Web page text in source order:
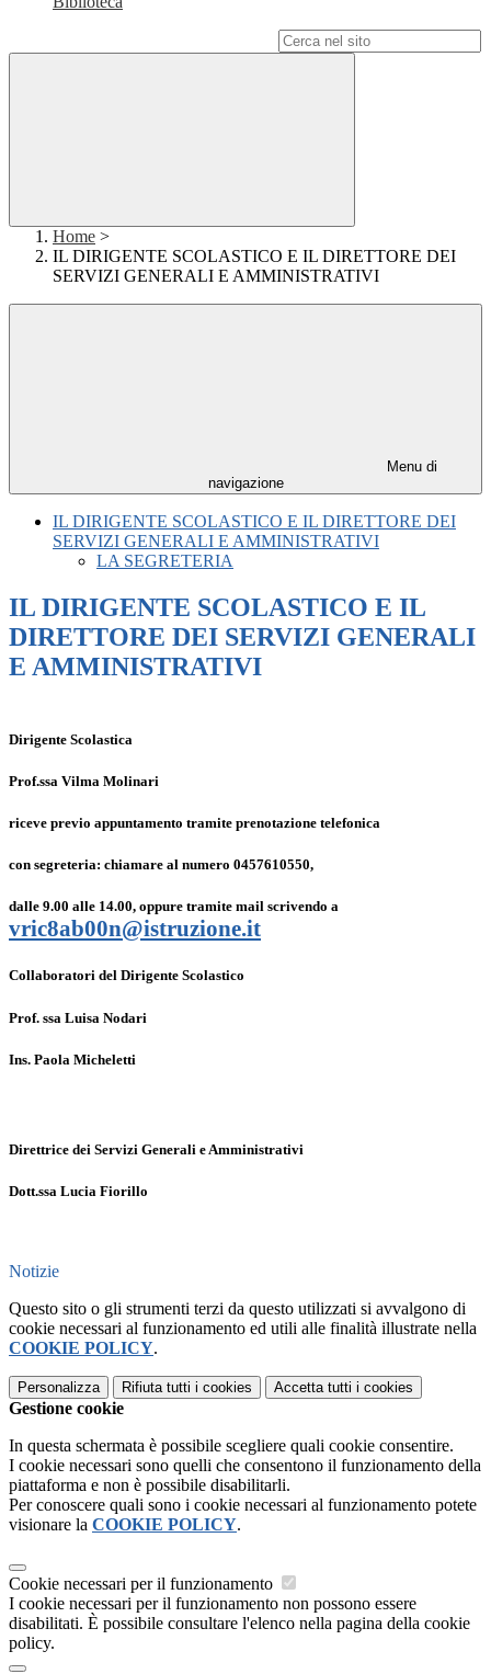
Home >
IL DIRIGENTE SCOLASTICO E IL DIRETTORE DEI
SERVIZI GENERALI E AMMINISTRATIVI
Menu di
navigazione
IL DIRIGENTE SCOLASTICO E IL DIRETTORE DEI
SERVIZI GENERALI E AMMINISTRATIVI
LA SEGRETERIA
IL DIRIGENTE SCOLASTICO E IL
DIRETTORE DEI SERVIZI GENERALI
E AMMINISTRATIVI
Dirigente Scolastica
Prof.ssa Vilma Molinari
riceve previo appuntamento tramite prenotazione telefonica
con segreteria: chiamare al numero 0457610550,
dalle 9.00 alle 14.00, oppure tramite mail scrivendo a
vric8ab00n@istruzione.it
Collaboratori del Dirigente Scolastico
Prof. ssa Luisa Nodari
Ins. Paola Micheletti
Direttrice dei Servizi Generali e Amministrativi
Dott.ssa Lucia Fiorillo
Notizie
Questo sito o gli strumenti terzi da questo utilizzati si avvalgono di
cookie necessari al funzionamento ed utili alle finalità illustrate nella
COOKIE POLICY.
Personalizza Rifiuta tutti i cookies Accetta tutti i cookies
Gestione cookie
In questa schermata è possibile scegliere quali cookie consentire.
I cookie necessari sono quelli che consentono il funzionamento della
piattaforma e non è possibile disabilitarli.
Per conoscere quali sono i cookie necessari al funzionamento potete
visionare la COOKIE POLICY.
Cookie necessari per il funzionamento
I cookie necessari per il funzionamento non possono essere
disabilitati. È possibile consultare l'elenco nella pagina della cookie
policy.